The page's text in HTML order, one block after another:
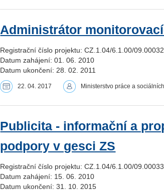
Administrátor
Registrační číslo projektu: CZ.1.04/6.1.00/09.00032
Datum zahájení: 01. 06. 2010
Datum ukončení: 28. 02. 2011
22. 04. 2017 Ministerstvo práce a
Publicita - informační a
podpory v gesci ZS
Registrační číslo projektu: CZ.1.04/6.1.00/09.00033
Datum zahájení: 15. 06. 2010
Datum ukončení: 31. 10. 2015